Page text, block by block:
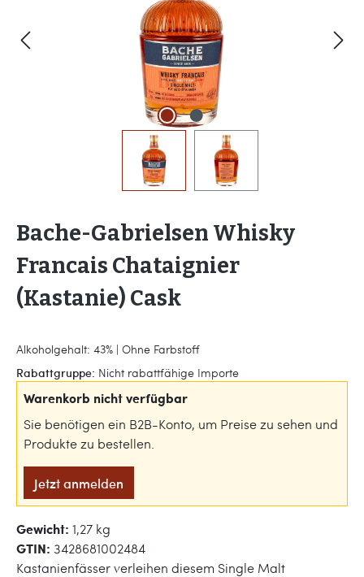
Bache-Gabrielsen Whisky
Francais Chataignier
(Kastanie) Cask
Alkoholgehalt: 43% | Ohne Farbstoff
Rabattgruppe: Nicht rabattfähige Importe
Warenkorb nicht verfügbar
Sie benötigen ein B2B-Konto, um Preise zu sehen und
Produkte zu bestellen.
Jetzt anmelden
Gewicht: 1,27 kg
GTIN: 3428681002484
Kastanienfässer verleihen diesem Single Malt